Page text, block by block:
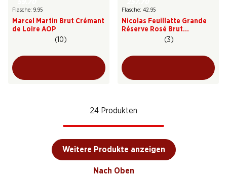
Flasche: 9.95
Marcel Martin Brut Crémant
de Loire AOP
(10)
Flasche: 42.95
Nicolas Feuillatte Grande
Réserve Rosé Brut
Champagne AOC
(3)
24 Produkten
Weitere Produkte anzeigen
Nach Oben